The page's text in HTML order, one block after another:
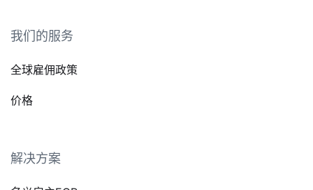
我们的服务
全球雇佣政策
价格
解决方案